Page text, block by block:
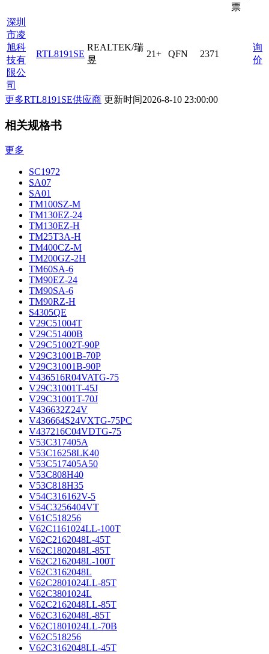
票
深圳
市凌
旭科
技有
限公
司
RTL8191SE
REALTEK/瑞
昱
21+ QFN 2371
询
价
更多RTL8191SE供应商 更新时间2026-8-10 23:00:00
相关规格书
更多
SC1972
SA07
SA01
TM100SZ-M
TM130EZ-24
TM130EZ-H
TM25T3A-H
TM400CZ-M
TM200GZ-2H
TM60SA-6
TM90EZ-24
TM90SA-6
TM90RZ-H
S4305QE
V29C51004T
V29C51400B
V29C51002T-90P
V29C31001B-70P
V29C31001B-90P
V436516R04VATG-75
V29C31001T-45J
V29C31001T-70J
V436632Z24V
V436664S24VXTG-75PC
V437216C04VDTG-75
V53C317405A
V53C16258LK40
V53C517405A50
V53C808H40
V53C818H35
V54C316162V-5
V54C3256404VT
V61C518256
V62C1161024LL-100T
V62C2162048L-45T
V62C1802048L-85T
V62C2162048L-100T
V62C3162048L
V62C2801024LL-85T
V62C3801024L
V62C2162048LL-85T
V62C3162048L-85T
V62C1801024LL-70B
V62C518256
V62C3162048LL-45T